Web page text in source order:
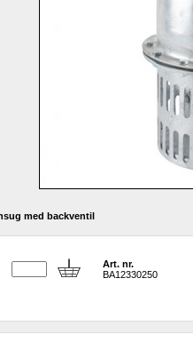
med backventil
Art. nr.
BA12330250